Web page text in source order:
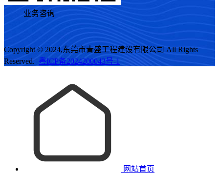
业务咨询
Copyright © 2024,东莞市青盛工程建设有限公司 All Rights
Reserved. 粤ICP备2024200043号-1
网站首页